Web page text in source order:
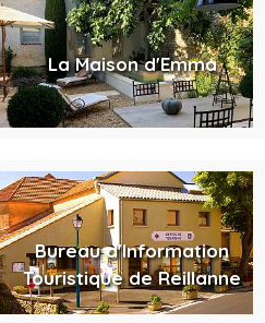
La Maison d'Emma
Bureau d'Information
Touristique de Reillanne